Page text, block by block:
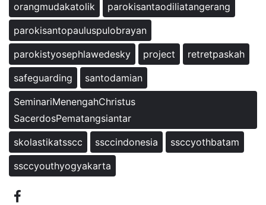
orangmudakatolik
parokisantaodiliatangerang
parokisantopauluspulobrayan
parokistyosephlawedesky
project
retretpaskah
safeguarding
santodamian
SeminariMenengahChristus
SacerdosPematangsiantar
skolastikatsscc
ssccindonesia
ssccyothbatam
ssccyouthyogyakarta